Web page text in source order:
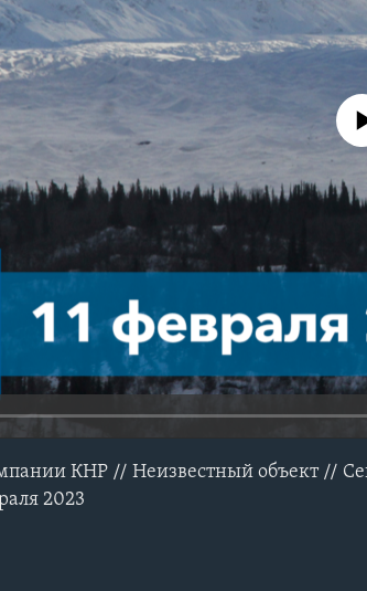
No media
КНР // Неизвестный объект //
2023